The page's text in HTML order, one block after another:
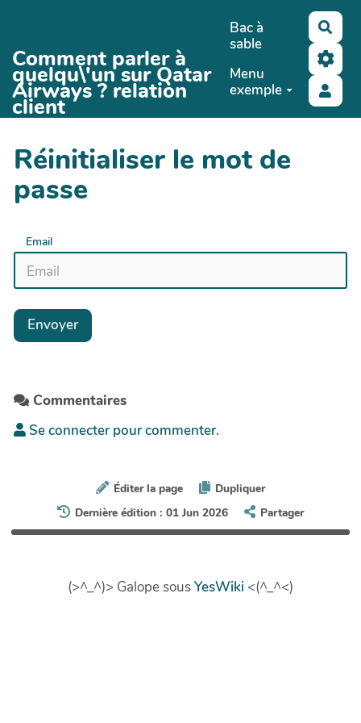
Comment parler à
quelqu\'un sur Qatar
Airways ? relation
client
Bac à
sable
Menu
exemple
Réinitialiser le mot de
passe
Email
Envoyer
Commentaires
Se connecter pour commenter.
Éditer la page
Dupliquer
Dernière édition : 01 Jun 2026
Partager
(>^_^)> Galope sousYesWiki <(^_^<)